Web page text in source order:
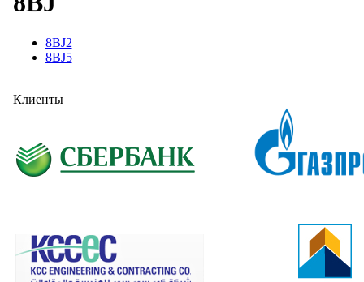
8BJ2
8BJ5
Клиенты